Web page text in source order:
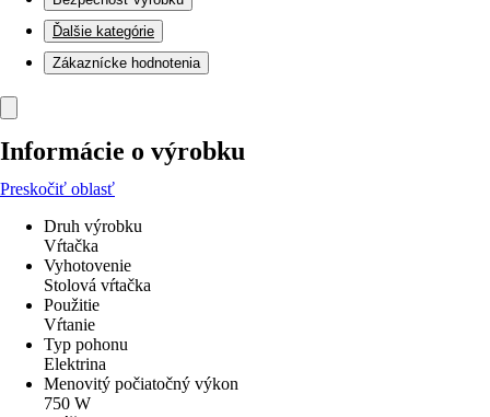
Ďalšie kategórie
Zákaznícke hodnotenia
Informácie o výrobku
Preskočiť oblasť
Druh výrobku
Vŕtačka
Vyhotovenie
Stolová vŕtačka
Použitie
Vŕtanie
Typ pohonu
Elektrina
Menovitý počiatočný výkon
750 W